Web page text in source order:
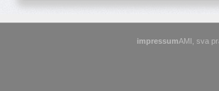
impressumAMI, sva